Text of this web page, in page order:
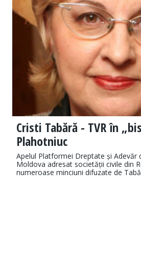
Cristi Tabără - TVR în
Plahotniuc
Apelul Platformei Dreptate și Adevăr
Moldova adresat societății civile din
numeroase minciuni difuzate de